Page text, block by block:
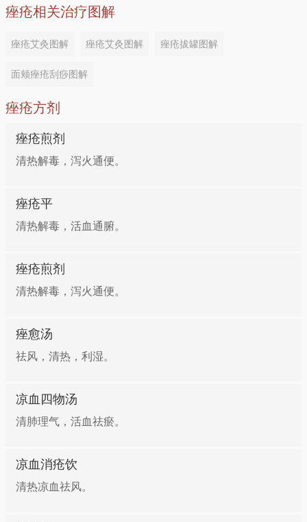
痤疮相关治疗图解
痤疮艾灸图解 痤疮艾灸图解 痤疮拔罐图解
面颊痤疮刮痧图解
痤疮方剂
痤疮煎剂
清热解毒，泻火通便。
痤疮平
清热解毒，活血通腑。
痤疮煎剂
清热解毒，泻火通便。
痤愈汤
祛风，清热，利湿。
凉血四物汤
清肺理气，活血祛瘀。
凉血消疮饮
清热凉血祛风。